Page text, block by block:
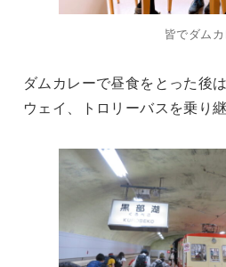
皆でダム
ダムカレーで昼食をとった後
ウェイ、トロリーバスを乗り継